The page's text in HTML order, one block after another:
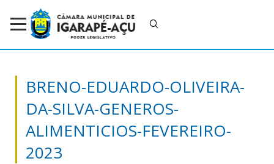
BRENO-EDUARDO-OLIVEIRA-
DA-SILVA-GENEROS-
ALIMENTICIOS-FEVEREIRO-
2023